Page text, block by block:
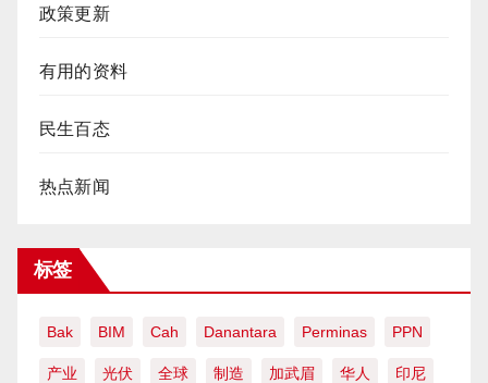
政策更新
有用的资料
民生百态
热点新闻
标签
Bak BIM Cah Danantara Perminas PPN
产业 光伏 全球 制造 加武眉 华人 印尼